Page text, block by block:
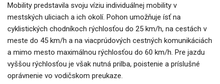
Mobility predstavila svoju víziu individuálnej mobility v
mestských uliciach a ich okolí. Pohon umožňuje ísť na
cyklistických chodníkoch rýchlosťou do 25 km/h, na cestách v
meste do 45 km/h a na viacprúdových cestných komunikáciách
a mimo mesto maximálnou rýchlosťou do 60 km/h. Pre jazdu
vyššou rýchlosťou je však nutná prilba, poistenie a príslušné
oprávnenie vo vodičskom preukaze.